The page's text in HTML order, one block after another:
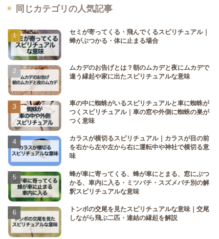
同じカテゴリの人気記事
セミが寄ってくる・飛んでくるスピリチュアル｜
蝉がぶつかる・体に止まる場合
ムカデのお告げとは？朝のムカデと夜にムカデで
違う縁起や家に出たスピリチュアルな意味
車の中に蜘蛛がいるスピリチュアルと車に蜘蛛が
つくスピリチュアル｜車の窓や外側に蜘蛛の巣が
つく意味
カラスが横切るスピリチュアル｜カラスが目の前
を右から左や左から右に運転中や神社で横切る意
味
蜂が車に寄ってくる、蜂が車にとまる、窓にぶつ
かる、車内に入る・ミツバチ・スズメバチ別の解
釈スピリチュアルな意味
トンボの交尾を見たスピリチュアルな意味｜交尾
しながら飛ぶ二匹・連結の縁起を解説